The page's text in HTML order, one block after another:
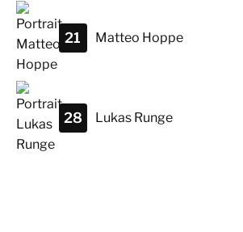
Matteo Hoppe
21
Lukas Runge
28